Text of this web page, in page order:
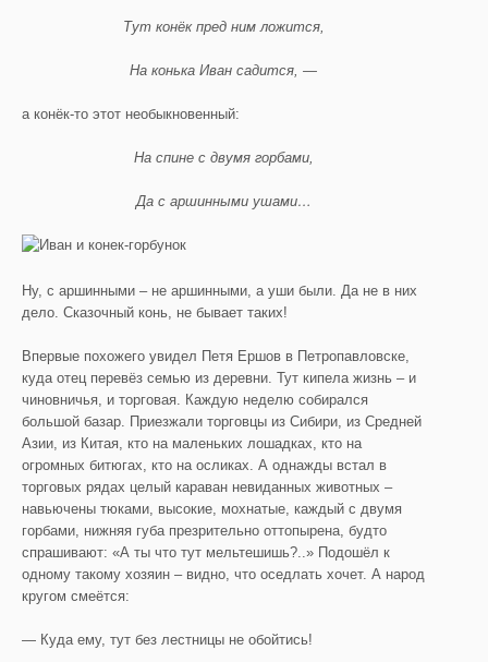
Тут конёк пред ним ложится,
На конька Иван садится, —
а конёк-то этот необыкновенный:
На спине с двумя горбами,
Да с аршинными ушами…
Ну, с аршинными – не аршинными, а уши были. Да не в них
дело. Сказочный конь, не бывает таких!
Впервые похожего увидел Петя Ершов в Петропавловске,
куда отец перевёз семью из деревни. Тут кипела жизнь – и
чиновничья, и торговая. Каждую неделю собирался
большой базар. Приезжали торговцы из Сибири, из Средней
Азии, из Китая, кто на маленьких лошадках, кто на
огромных битюгах, кто на осликах. А однажды встал в
торговых рядах целый караван невиданных животных –
навьючены тюками, высокие, мохнатые, каждый с двумя
горбами, нижняя губа презрительно оттопырена, будто
спрашивают: «А ты что тут мельтешишь?..» Подошёл к
одному такому хозяин – видно, что оседлать хочет. А народ
кругом смеётся:
— Куда ему, тут без лестницы не обойтись!